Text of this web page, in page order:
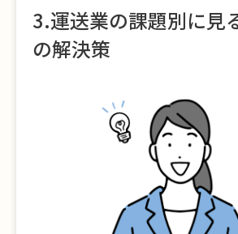
3.運送業の課題別に見
の解決策